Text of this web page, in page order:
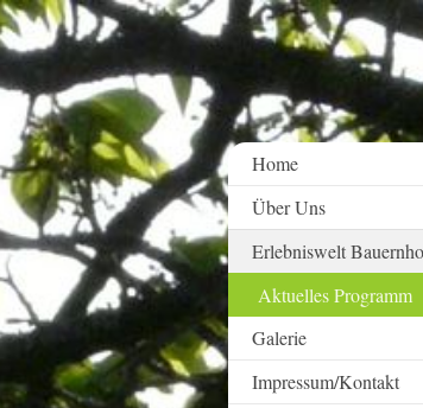
Home
Über Uns
Erlebniswelt
Aktuelles Programm
Galerie
Impressum/Kontakt